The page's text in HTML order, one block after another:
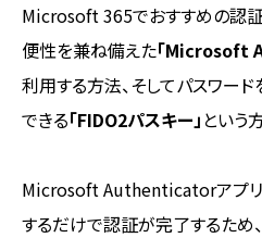
Microsoft 365でおすすめの認証
便性を兼ね備えた「Microsoft
利用する方法、そしてパスワー
できる「FIDO2パスキー」 という
Microsoft Authenticatorアプリ
するだけで認証が完了するため